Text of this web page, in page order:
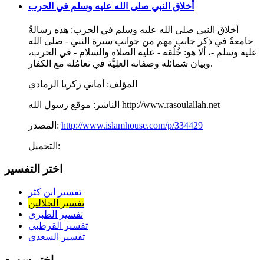
أخلاق النبي صلى الله عليه وسلم في الحرب
أخلاق النبي صلى الله عليه وسلم في الحرب: هذه رسالةٌ
جامعةٌ في ذكر جانب مهم من جوانب سيرة النبي - صلى الله
عليه وسلم -، ألا هو: خُلُقه - عليه الصلاة والسلام - في الحرب،
وبيان شمائله وصفاته العلِيَّة في تعامُله مع الكفار.
المؤلف: أماني زكريا الرمادي
الناشر: موقع رسول الله http://www.rasoulallah.net
المصدر: http://www.islamhouse.com/p/334429
التحميل:
اختر التفسير
تفسير ابن كثر
تفسير الجلالين
تفسير الطبري
تفسير القرطبي
تفسير السعدي